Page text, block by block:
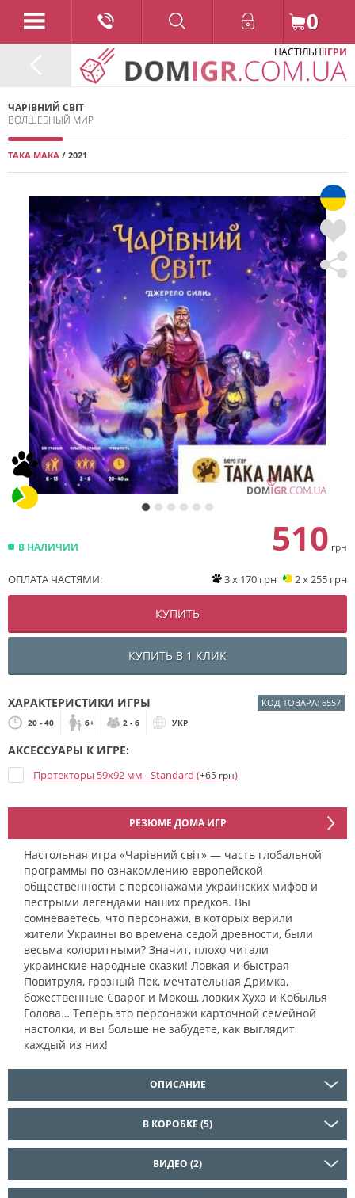
0
НАСТІЛЬНІІГРИ
ЧАРІВНИЙ СВІТ
ВОЛШЕБНЫЙ МИР
ТАКА МАКА / 2021
В НАЛИЧИИ 510 грн
ОПЛАТА ЧАСТЯМИ: 3 x 170 грн 2 x 255 грн
КУПИТЬ
КУПИТЬ В 1 КЛИК
ХАРАКТЕРИСТИКИ ИГРЫ КОД ТОВАРА: 6557
20 - 40 6+ 2 - 6 УКР
АКСЕССУАРЫ К ИГРЕ:
Протекторы 59x92 мм - Standard (+65 грн)
РЕЗЮМЕ ДОМА ИГР
Настольная игра «Чарівний світ» — часть глобальной
программы по ознакомлению европейской
общественности с персонажами украинских мифов и
пестрыми легендами наших предков. Вы
сомневаетесь, что персонажи, в которых верили
жители Украины во времена седой древности, были
весьма колоритными? Значит, плохо читали
украинские народные сказки! Ловкая и быстрая
Повитруля, грозный Пек, мечтательная Дримка,
божественные Сварог и Мокош, ловких Хуха и Кобылья
Голова… Теперь это персонажи карточной семейной
настолки, и вы больше не забудете, как выглядит
каждый из них!
ОПИСАНИЕ
В КОРОБКЕ (5)
ВИДЕО (2)